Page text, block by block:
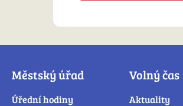
Městský úřad
Úřední hodiny
Volný čas
Aktuality